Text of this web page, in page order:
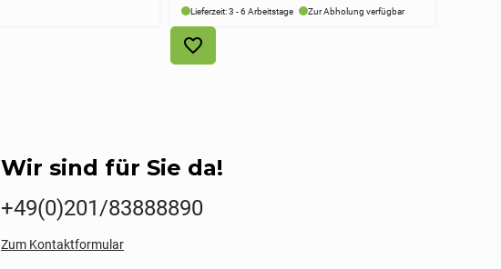
Lieferzeit: 3 - 6 Arbeitstage Zur Abholung verfügbar
Wir sind für Sie da!
+49(0)201/83888890
Zum Kontaktformular